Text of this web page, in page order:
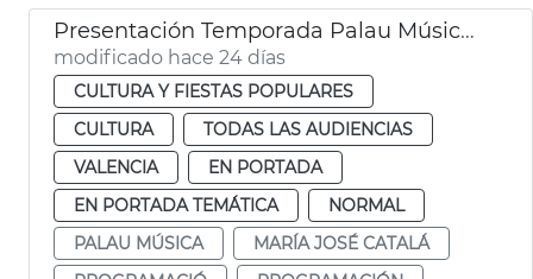
Presentación Temporada Palau Música València
modificado hace 24 días
CULTURA Y FIESTAS POPULARES
CULTURA
TODAS LAS AUDIENCIAS
VALENCIA
EN PORTADA
EN PORTADA TEMÁTICA
NORMAL
PALAU MÚSICA
MARÍA JOSÉ CATALÁ